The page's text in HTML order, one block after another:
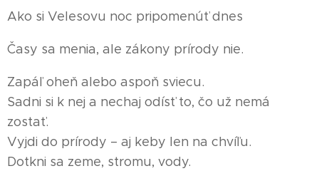
Ako si Velesovu noc pripomenúť dnes
Časy sa menia, ale zákony prírody nie.
Zapáľ oheň alebo aspoň sviecu.
Sadni si k nej a nechaj odísť to, čo už nemá
zostať.
Vyjdi do prírody – aj keby len na chvíľu.
Dotkni sa zeme, stromu, vody.